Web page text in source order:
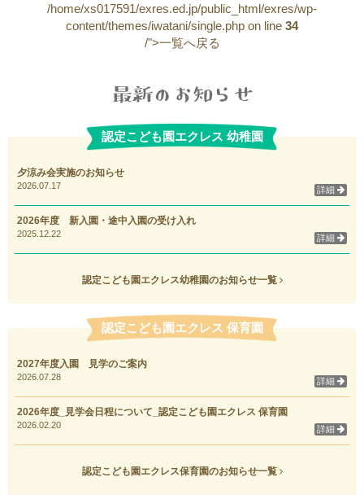
/home/xs017591/exres.ed.jp/public_html/exres/wp-
content/themes/iwatani/single.php on line 34
/">一覧へ戻る
認定こども園エクレス 幼稚園
夕涼み会実施のお知らせ
2026.07.17 詳細
2026年度 新入園・途中入園の受け入れ
2025.12.22 詳細
認定こども園エクレス幼稚園のお知らせ一覧
認定こども園エクレス 保育園
2027年度入園 見学のご案内
2026.07.28 詳細
2026年度_見学会日程について_認定こども園エクレス 保育園
2026.02.20 詳細
認定こども園エクレス保育園のお知らせ一覧